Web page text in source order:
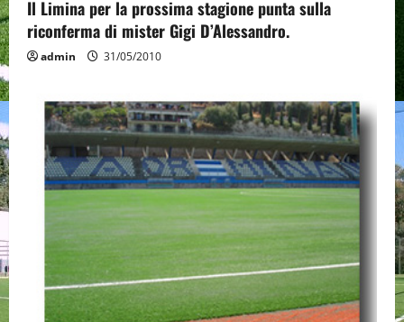
Il Limina per la prossima stagione punta sulla
riconferma di mister Gigi D’Alessandro.
admin 31/05/2010